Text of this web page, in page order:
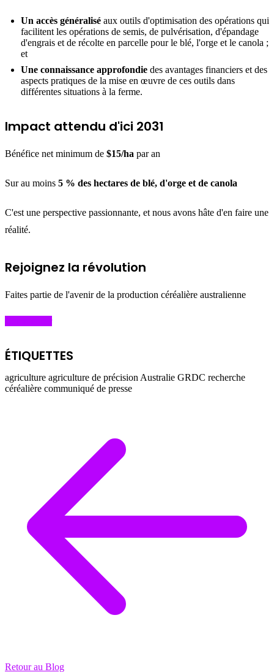
Un accès généralisé aux outils d'optimisation des opérations qui
facilitent les opérations de semis, de pulvérisation, d'épandage
d'engrais et de récolte en parcelle pour le blé, l'orge et le canola ;
et
Une connaissance approfondie des avantages financiers et des
aspects pratiques de la mise en œuvre de ces outils dans
différentes situations à la ferme.
Impact attendu d'ici 2031
Bénéfice net minimum de $15/ha par an
Sur au moins 5 % des hectares de blé, d'orge et de canola
C'est une perspective passionnante, et nous avons hâte d'en faire une
réalité.
Rejoignez la révolution
Faites partie de l'avenir de la production céréalière australienne
ÉTIQUETTES
agriculture agriculture de précision Australie GRDC recherche
céréalière communiqué de presse
Retour au Blog